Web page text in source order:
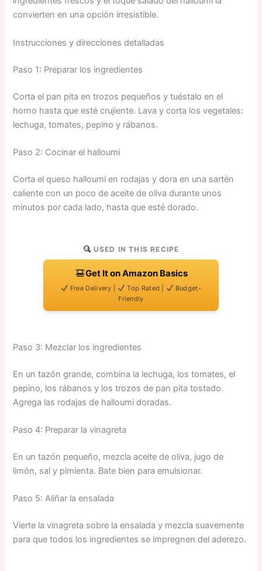
convierten en una opción irresistible.
Instrucciones y direcciones detalladas
Paso 1: Preparar los ingredientes
Corta el pan pita en trozos pequeños y tuéstalo en el
horno hasta que esté crujiente. Lava y corta los vegetales:
lechuga, tomates, pepino y rábanos.
Paso 2: Cocinar el halloumi
Corta el queso halloumi en rodajas y dora en una sartén
caliente con un poco de aceite de oliva durante unos
minutos por cada lado, hasta que esté dorado.
USED IN THIS RECIPE
Get It on Amazon Basics
Free Delivery | Top Rated |
Budget-
Friendly
Paso 3: Mezclar los ingredientes
En un tazón grande, combina la lechuga, los tomates, el
pepino, los rábanos y los trozos de pan pita tostado.
Agrega las rodajas de halloumi doradas.
Paso 4: Preparar la vinagreta
En un tazón pequeño, mezcla aceite de oliva, jugo de
limón, sal y pimienta. Bate bien para emulsionar.
Paso 5: Aliñar la ensalada
Vierte la vinagreta sobre la ensalada y mezcla suavemente
para que todos los ingredientes se impregnen del aderezo.